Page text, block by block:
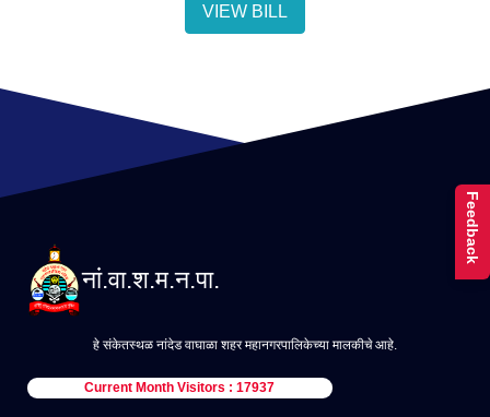
VIEW BILL
नां.वा.श.म.न.पा.
हे संकेतस्थळ नांदेड वाघाळा शहर महानगरपालिकेच्या मालकीचे आहे.
Current Month Visitors : 17937
Feedback